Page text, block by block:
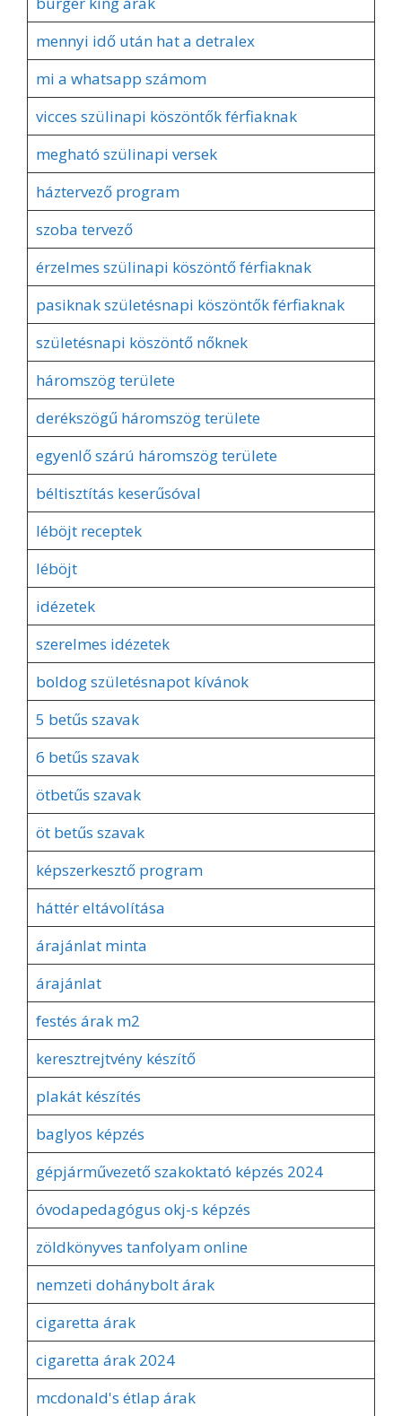
mennyi idő után hat a detralex
mi a whatsapp számom
vicces szülinapi köszöntők férfiaknak
megható szülinapi versek
háztervező program
szoba tervező
érzelmes szülinapi köszöntő férfiaknak
pasiknak születésnapi köszöntők férfiaknak
születésnapi köszöntő nőknek
háromszög területe
derékszögű háromszög területe
egyenlő szárú háromszög területe
béltisztítás keserűsóval
léböjt receptek
léböjt
idézetek
szerelmes idézetek
boldog születésnapot kívánok
5 betűs szavak
6 betűs szavak
ötbetűs szavak
öt betűs szavak
képszerkesztő program
háttér eltávolítása
árajánlat minta
árajánlat
festés árak m2
keresztrejtvény készítő
plakát készítés
baglyos képzés
gépjárművezető szakoktató képzés 2024
óvodapedagógus okj-s képzés
zöldkönyves tanfolyam online
nemzeti dohánybolt árak
cigaretta árak
cigaretta árak 2024
mcdonald's étlap árak